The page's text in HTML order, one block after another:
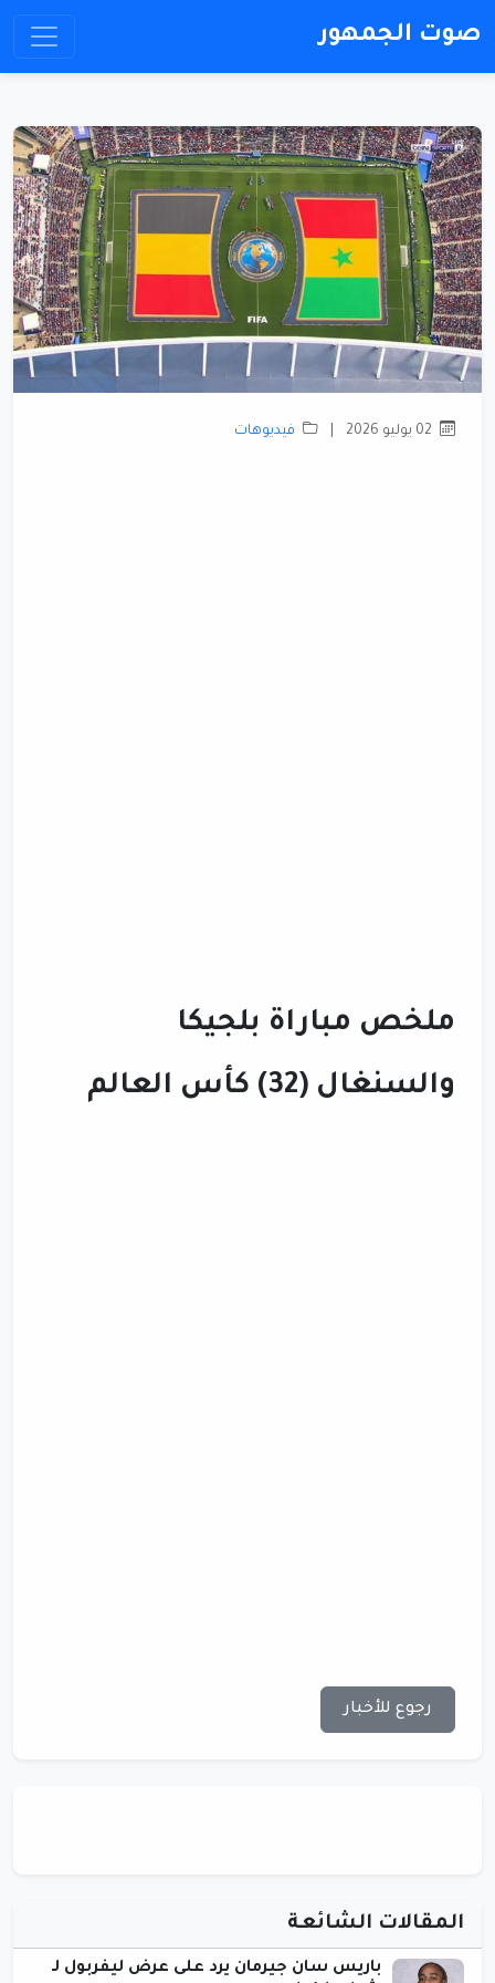
صوت الجمهور
فيديوهات
ملخص مباراة بلجيكا
والسنغال (32) كأس العالم
رجوع للأخبار
المقالات الشائعة
باريس سان جيرمان يرد على عرض ليفربول لـ